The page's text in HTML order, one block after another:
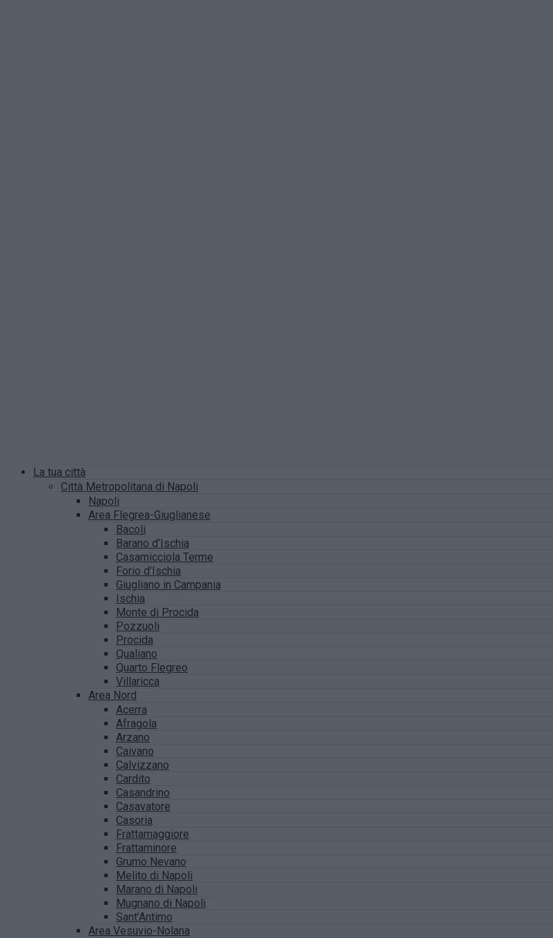
La tua città
Città Metropolitana di Napoli
Napoli
Area Flegrea-Giuglianese
Bacoli
Barano d’Ischia
Casamicciola Terme
Forio d’Ischia
Giugliano in Campania
Ischia
Monte di Procida
Pozzuoli
Procida
Qualiano
Quarto Flegreo
Villaricca
Area Nord
Acerra
Afragola
Arzano
Caivano
Calvizzano
Cardito
Casandrino
Casavatore
Casoria
Frattamaggiore
Frattaminore
Grumo Nevano
Melito di Napoli
Marano di Napoli
Mugnano di Napoli
Sant’Antimo
Area Vesuvio-Nolana